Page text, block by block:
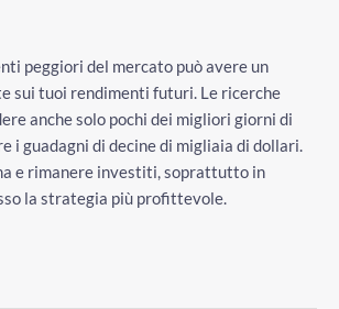
peggiori del mercato può avere un
sui tuoi rendimenti futuri. Le ricerche
anche solo pochi dei migliori giorni di
i guadagni di decine di migliaia di dollari.
e rimanere investiti, soprattutto in
la strategia più profittevole.